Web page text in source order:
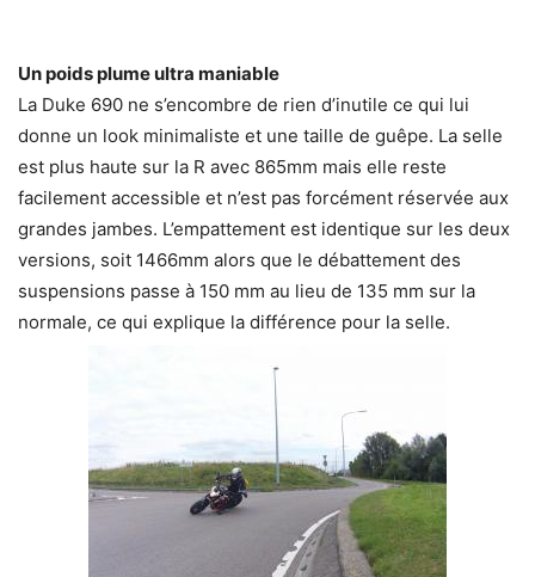
Un poids plume ultra maniable
La Duke 690 ne s’encombre de rien d’inutile ce qui lui
donne un look minimaliste et une taille de guêpe. La selle
est plus haute sur la R avec 865mm mais elle reste
facilement accessible et n’est pas forcément réservée aux
grandes jambes. L’empattement est identique sur les deux
versions, soit 1466mm alors que le débattement des
suspensions passe à 150 mm au lieu de 135 mm sur la
normale, ce qui explique la différence pour la selle.